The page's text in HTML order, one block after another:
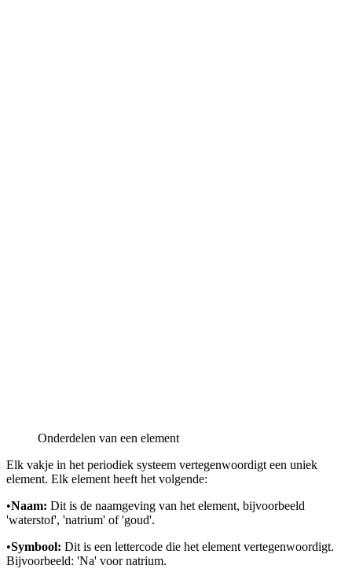
Onderdelen van een element
Elk vakje in het periodiek systeem vertegenwoordigt een uniek
element. Elk element heeft het volgende:
•Naam: Dit is de naamgeving van het element, bijvoorbeeld
'waterstof', 'natrium' of 'goud'.
•Symbool: Dit is een lettercode die het element vertegenwoordigt.
Bijvoorbeeld: 'Na' voor natrium.